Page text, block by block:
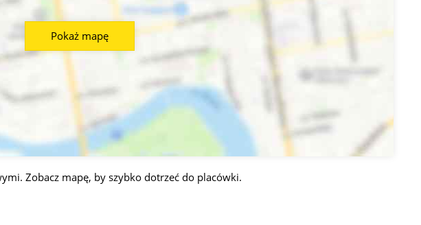
Pokaż mapę
Zobacz mapę, by szybko dotrzeć do placówki.